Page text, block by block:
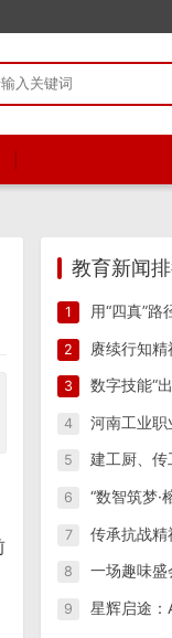
教育新闻
1 用“四真”
2 赓续行知精神，矢志
3 数字技能“出摊”！解锁社区便
4 河南工业职业技术学院法
5 建工厨、传工艺
6 “数智筑梦·榕
7 传承抗战精神 铸就师魂担当——
8 一场趣味盛会，八千
9 星辉启途：